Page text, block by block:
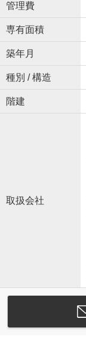
管理費
専有面積
築年月
種別 / 構造
階建
取扱会社